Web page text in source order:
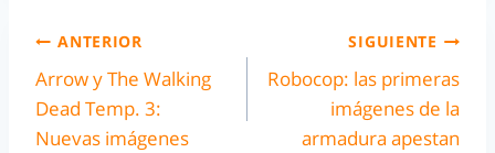
ANTERIOR
Arrow y The Walking
Dead Temp. 3:
Nuevas imágenes
SIGUIENTE
Robocop: las primeras
imágenes de la
armadura apestan